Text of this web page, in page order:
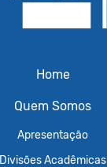
Home
Quem Somos
Apresentação
Divisões Acadêmicas